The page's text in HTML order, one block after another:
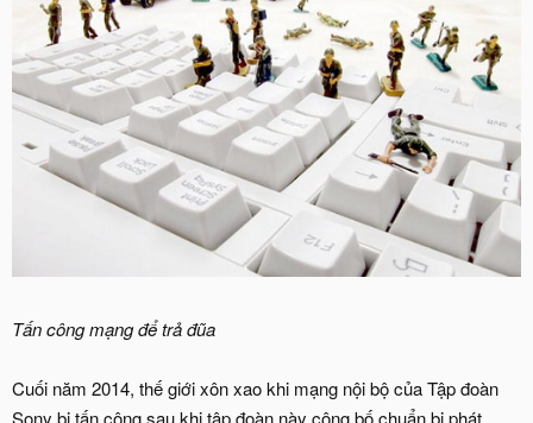
Tấn công mạng để trả đũa
Cuối năm 2014, thế giới xôn xao khi mạng nội bộ của Tập đoàn
Sony bị tấn công sau khi tập đoàn này công bố chuẩn bị phát